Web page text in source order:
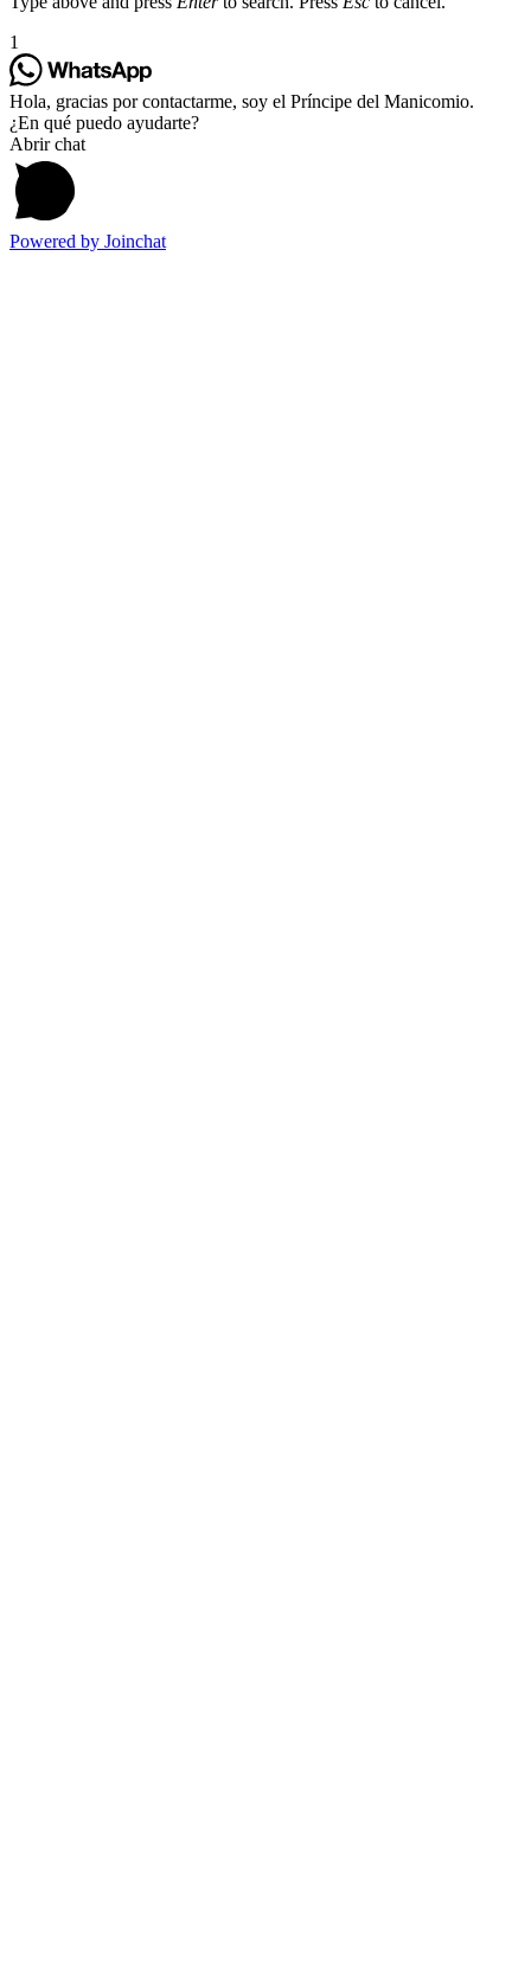
1
Hola, gracias por contactarme, soy el Príncipe del Manicomio.
¿En qué puedo ayudarte?
Abrir chat
Powered by Joinchat